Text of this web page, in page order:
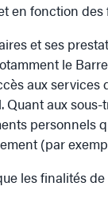
en fonction
et ses
le
aux
aux
personnels
(par
les finalités